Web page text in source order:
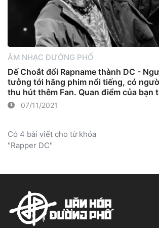
ÂM NHẠC ĐƯỜNG PHỐ
Dế Choắt đổi Rapname thành DC -
tưởng tới hãng phim nổi tiếng, có
thu hút thêm Fan. Quan điểm của bạn
07/11/2021
Có 4 bài viết cho từ khóa
"Rapper DC"